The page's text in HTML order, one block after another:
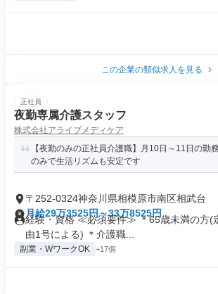
この企業の類似求人を見る
正社員
夜勤専属介護スタッフ
株式会社アライブメディケア
【夜勤のみの正社員介護職】月10日～11日の勤
のみで生活リズムも安定です
〒252-0324神奈川県相模原市南区相武台
月給29万3525円～33万8525円
経験・資格 ≪必須要件≫ ＊65歳未満の方(
由1号による) ＊介護職...
副業・WワークOK +17個